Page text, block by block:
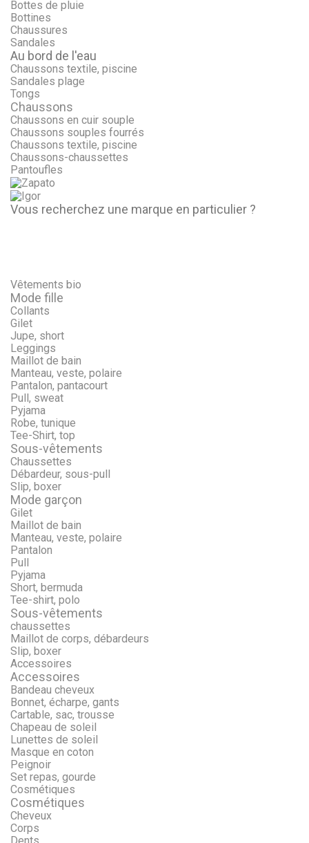
Bottes de pluie
Bottines
Chaussures
Sandales
Au bord de l'eau
Chaussons textile, piscine
Sandales plage
Tongs
Chaussons
Chaussons en cuir souple
Chaussons souples fourrés
Chaussons textile, piscine
Chaussons-chaussettes
Pantoufles
Vous recherchez une marque en particulier ?
Vêtements bio
Mode fille
Collants
Gilet
Jupe, short
Leggings
Maillot de bain
Manteau, veste, polaire
Pantalon, pantacourt
Pull, sweat
Pyjama
Robe, tunique
Tee-Shirt, top
Sous-vêtements
Chaussettes
Débardeur, sous-pull
Slip, boxer
Mode garçon
Gilet
Maillot de bain
Manteau, veste, polaire
Pantalon
Pull
Pyjama
Short, bermuda
Tee-shirt, polo
Sous-vêtements
chaussettes
Maillot de corps, débardeurs
Slip, boxer
Accessoires
Accessoires
Bandeau cheveux
Bonnet, écharpe, gants
Cartable, sac, trousse
Chapeau de soleil
Lunettes de soleil
Masque en coton
Peignoir
Set repas, gourde
Cosmétiques
Cosmétiques
Cheveux
Corps
Dents